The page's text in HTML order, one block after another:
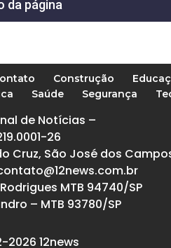
da página
Construção
Saúde Segurança
de Notícias –
26
Cruz, São José dos
MTB 94740/SP
– MTB 93780/SP
12news